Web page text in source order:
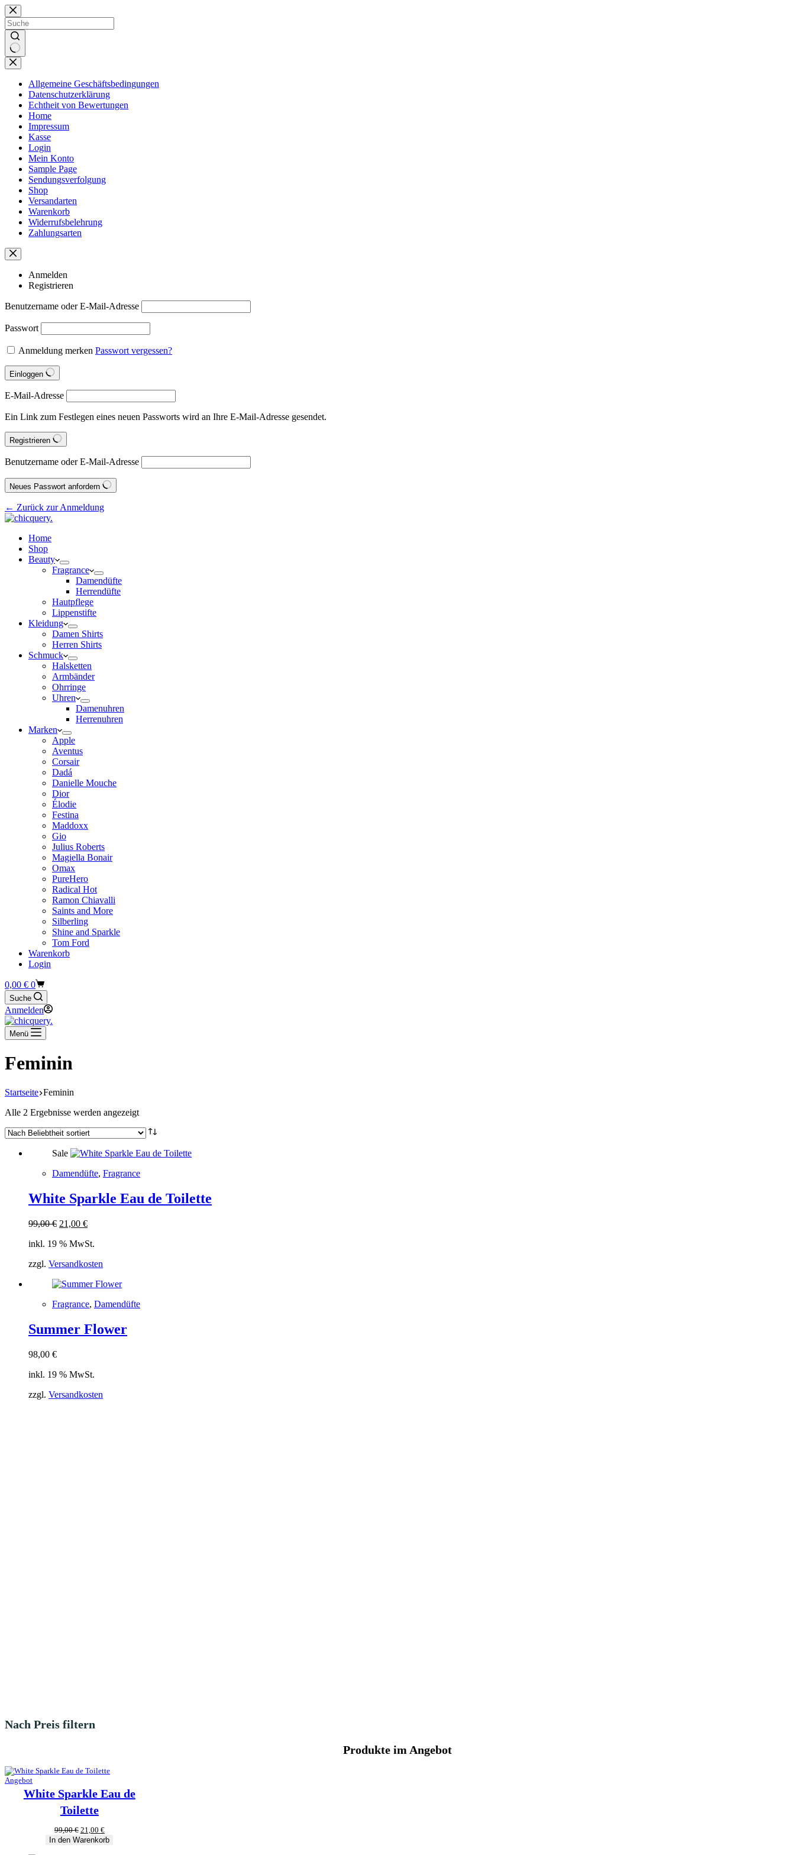
Zum
Inhalt
springen
Keine
Ergebnisse
Allgemeine Geschäftsbedingungen
Datenschutzerklärung
Echtheit von Bewertungen
Home
Impressum
Kasse
Login
Mein Konto
Sample Page
Sendungsverfolgung
Shop
Versandarten
Warenkorb
Widerrufsbelehrung
Zahlungsarten
Anmelden
Registrieren
Benutzername oder E-Mail-Adresse
Passwort
Anmeldung merken Passwort vergessen?
Einloggen
E-Mail-Adresse
Ein Link zum Festlegen eines neuen Passworts wird an Ihre E-Mail-Adresse gesendet.
Registrieren
Benutzername oder E-Mail-Adresse
Neues Passwort anfordern
← Zurück zur Anmeldung
Home
Shop
Beauty
Fragrance
Damendüfte
Herrendüfte
Hautpflege
Lippenstifte
Kleidung
Damen Shirts
Herren Shirts
Schmuck
Halsketten
Armbänder
Ohrringe
Uhren
Damenuhren
Herrenuhren
Marken
Apple
Aventus
Corsair
Dadá
Danielle Mouche
Dior
Élodie
Festina
Maddoxx
Gio
Julius Roberts
Magiella Bonair
Omax
PureHero
Radical Hot
Ramon Chiavalli
Saints and More
Silberling
Shine and Sparkle
Tom Ford
Warenkorb
Login
Warenkorb
0,00 € 0
Suche
Anmelden
Menü
Feminin
Startseite Feminin
Alle 2 Ergebnisse werden angezeigtNach
sortiert
Sale
Damendüfte, Fragrance
White Sparkle Eau de Toilette
99,00€ Ursprünglicher
war:
21,00 €Aktueller
ist:
inkl. 19 % MwSt.
zzgl. Versandkosten
Fragrance, Damendüfte
Summer Flower
98,00 €
inkl. 19 % MwSt.
zzgl. Versandkosten
Nach Preis filtern
Produkte im Angebot
AngebotProdukt
im
Angebot
White Sparkle Eau de
Toilette
99,00€ Ursprünglicher
Preis
21,00 €Aktueller
Preis
In den Warenkorb